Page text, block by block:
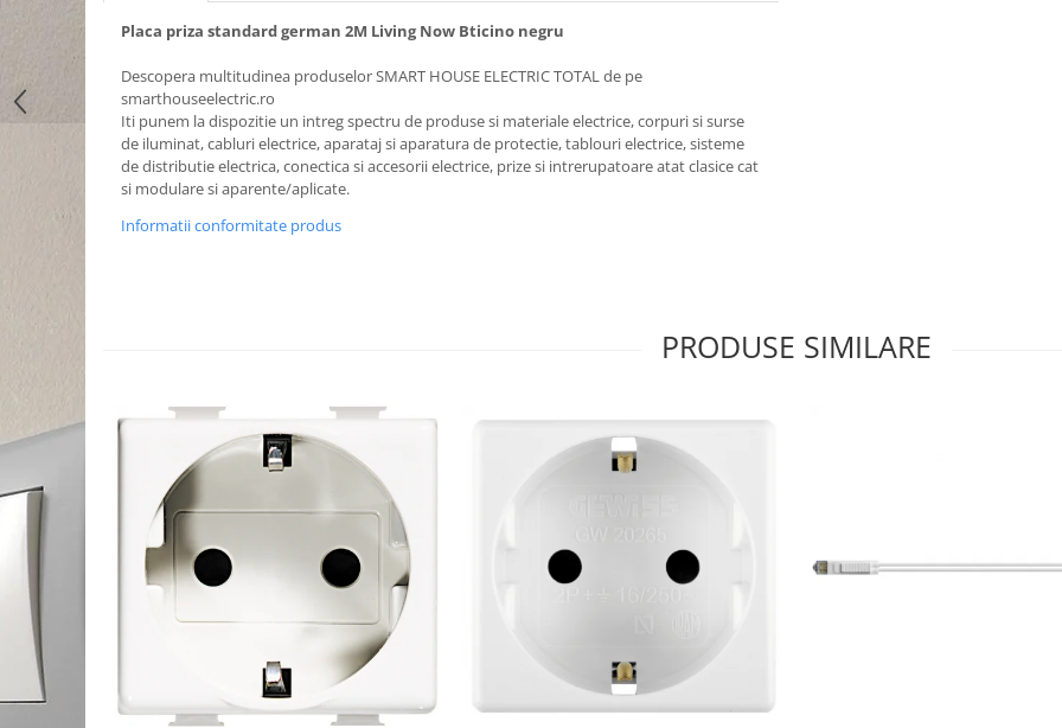
Placa priza standard german 2M Living Now Bticino negru
Descopera multitudinea produselor SMART HOUSE ELECTRIC TOTAL de pe
smarthouseelectric.ro
Iti punem la dispozitie un intreg spectru de produse si materiale electrice, corpuri si surse
de iluminat, cabluri electrice, aparataj si aparatura de protectie, tablouri electrice, sisteme
de distributie electrica, conectica si accesorii electrice, prize si intrerupatoare atat clasice cat
si modulare si aparente/aplicate.
Informatii conformitate produs
PRODUSE SIMILARE